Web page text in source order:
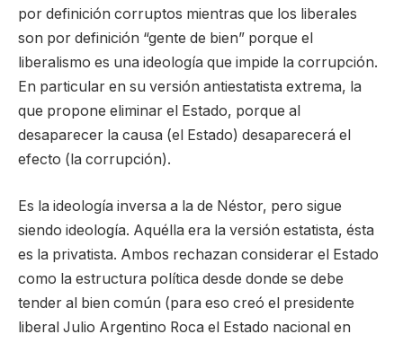
por definición corruptos mientras que los liberales
son por definición “gente de bien” porque el
liberalismo es una ideología que impide la corrupción.
En particular en su versión antiestatista extrema, la
que propone eliminar el Estado, porque al
desaparecer la causa (el Estado) desaparecerá el
efecto (la corrupción).
Es la ideología inversa a la de Néstor, pero sigue
siendo ideología. Aquélla era la versión estatista, ésta
es la privatista. Ambos rechazan considerar el Estado
como la estructura política desde donde se debe
tender al bien común (para eso creó el presidente
liberal Julio Argentino Roca el Estado nacional en